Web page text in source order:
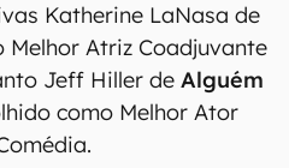
Katherine LaNasa de
Atriz Coadjuvante
Jeff Hiller deAlguém
como Melhor Ator